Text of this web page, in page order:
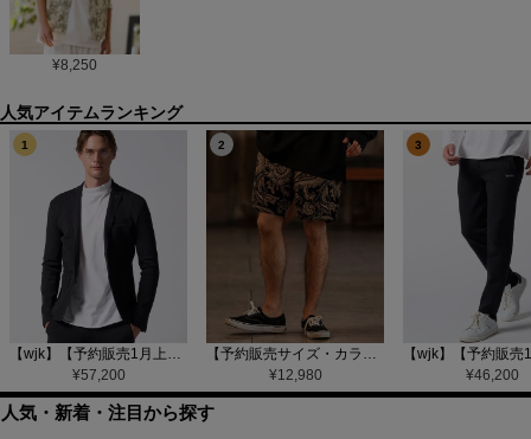
¥8,250
1
【wjk】【予約販売1月上旬～中旬入荷】function knit jacket(jacquard check) ニットジャケット(207 mw08j)
¥57,200
2
【予約販売サイズ・カラーにより納期異なる】【CAMBIO(カンビオ)】Gobelin Short Pants ショートパンツ(CAM25SS-002)
¥12,980
3
¥46,200
人気・新着・注目から探す